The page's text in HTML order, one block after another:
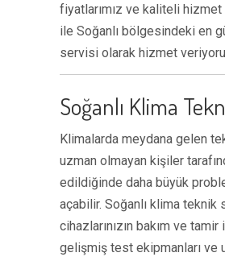
fiyatlarımız ve kaliteli hizmet
ile Soğanlı bölgesindeki en
servisi olarak hizmet
Soğanlı Klima
Klimalarda meydana gelen
uzman olmayan kişiler
edildiğinde daha büyük
açabilir. Soğanlı klima teknik
cihazlarınızın bakım ve
gelişmiş test ekipmanları ve